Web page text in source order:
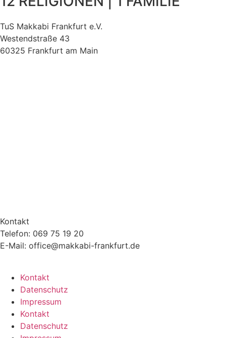
TuS Makkabi Frankfurt e.V.
Westendstraße 43
60325 Frankfurt am Main
Kontakt
Telefon: 069 75 19 20
E-Mail: office@makkabi-frankfurt.de
Kontakt
Datenschutz
Impressum
Kontakt
Datenschutz